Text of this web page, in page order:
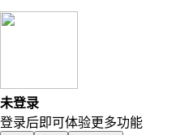
未登录
登录后即可体验更多功能